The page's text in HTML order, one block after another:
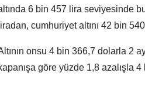
6 bin 457 lira seviyesinde
liradan, cumhuriyet altını 42 bin
onsu 4 bin 366,7 dolarla 2
göre yüzde 1,8 azalışla